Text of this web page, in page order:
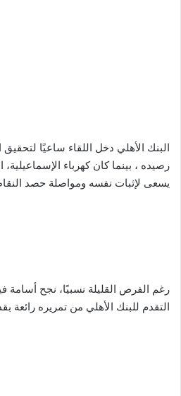
البنك الأهلي دخل اللقاء ساعيًا لتحقيق
رصيده ، بينما كان كهرباء الإسماعيلية،
يسعى لإثبات نفسه ومواصلة حصد
رغم الفرص القليلة نسبيًا، نجح
التقدم للبنك الأهلي من تمريره رائعة